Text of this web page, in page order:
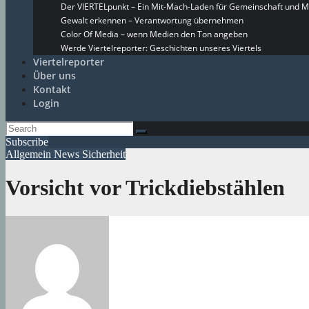
Der VIERTELpunkt – Ein Mit-Mach-Laden für Gemeinschaft und
Gewalt erkennen – Verantwortung übernehmen
Color Of Media – wenn Medien den Ton angeben
Werde Viertelreporter: Geschichten unseres Viertels
Viertelreporter
Über uns
Kontakt
Login
Subscribe
Allgemein News Sicherheit
Vorsicht vor Trickdiebstählen